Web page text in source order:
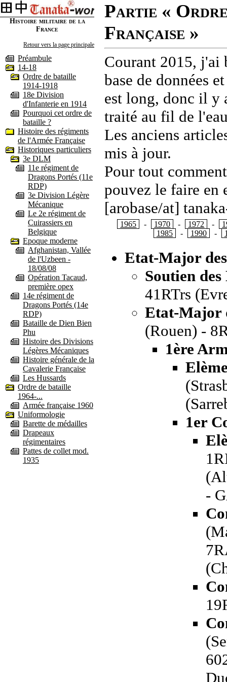
Histoire militaire de la
France
Retour vers la page principale
Préambule
14-18
Ordre de bataille
1914-1918
18e Division
d'Infanterie en 1914
Pourquoi cet ordre de
bataille ?
Histoire des régiments
de l'Armée Française
Historiques particuliers
3e DLM
11e régiment de
Dragons Portés (11e
RDP)
3e Division Légère
Mécanique
Le 2e régiment de
Cuirassiers en
Belgique
Epoque moderne
Afghanistan, Vallée
de l'Uzbeen -
18/08/08
Opération Tacaud,
première opex
14e régiment de
Dragons Portés (14e
RDP)
Bataille de Dien Bien
Phu
Histoire des Divisions
Légères Mécaniques
Histoire générale de la
Cavalerie Française
Les Hussards
Ordre de bataille
1964-...
Armée française 1960
Uniformologie
Barette de médailles
Drapeaux
régimentaires
Pattes de collet mod.
1935
Partie «
Française »
Courant 2015, j'ai
base de données
est long, donc il y
traité au fil de
Les anciens
mis à jour.
Pour tout
pouvez le faire en
[arobase/at]
1965 - 1970 - 1972 -
1985
- 1990 -
Etat-Major
Soutien
41RTrs
Etat-Major
(Rouen) -
1ère
1er
-